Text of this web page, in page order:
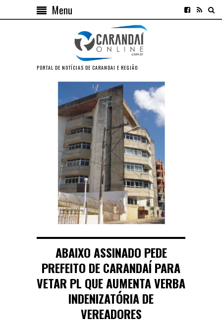
Menu
PORTAL DE NOTÍCIAS DE CARANDAI E REGIÃO
ABAIXO ASSINADO PEDE
PREFEITO DE CARANDAÍ PARA
VETAR PL QUE AUMENTA VERBA
INDENIZATÓRIA DE
VEREADORES